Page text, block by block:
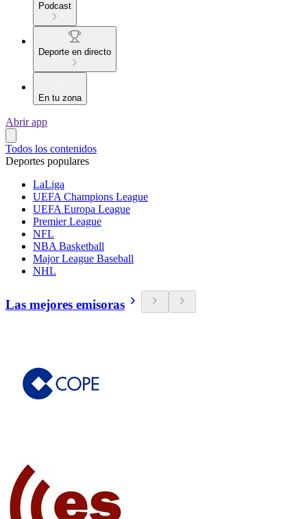
Podcast
Deporte en directo
En tu zona
Abrir app
Todos los contenidos
Deportes populares
LaLiga
UEFA Champions League
UEFA Europa League
Premier League
NFL
NBA Basketball
Major League Baseball
NHL
Las mejores emisoras